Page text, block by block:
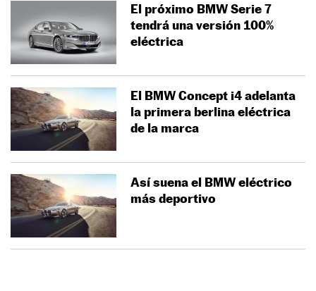
El próximo BMW Serie 7
tendrá una versión 100%
eléctrica
El BMW Concept i4 adelanta
la primera berlina eléctrica
de la marca
Así suena el BMW eléctrico
más deportivo